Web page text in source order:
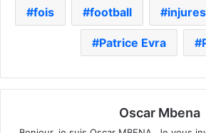
fois football injures
Patrice Evra
Oscar Mbena